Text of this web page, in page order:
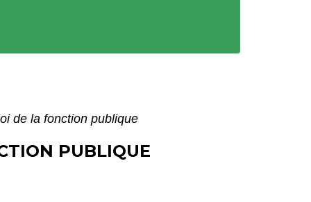
de la fonction publique
PUBLIQUE